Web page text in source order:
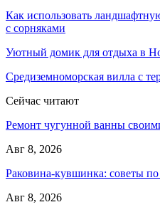
Как использовать
с сорняками
Уютный домик для отдыха в
Средиземноморская вилла с
Сейчас читают
Ремонт чугунной ванны
Авг 8, 2026
Раковина-кувшинка: советы
Авг 8, 2026